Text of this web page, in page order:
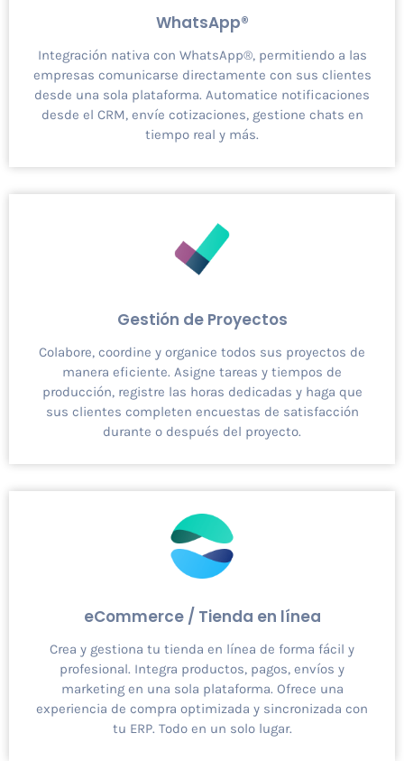
WhatsApp®
Integración nativa con WhatsApp®, permitiendo a las
empresas comunicarse directamente con sus clientes
desde una sola plataforma. Automatice notificaciones
desde el CRM, envíe cotizaciones, gestione chats en
tiempo real y más.
Gestión de Proyectos
Colabore, coordine y organice todos sus proyectos de
manera eficiente. Asigne tareas y tiempos de
producción, registre las horas dedicadas y haga que
sus clientes completen encuestas de satisfacción
durante o después del proyecto.
eCommerce / Tienda en línea
Crea y gestiona tu tienda en línea de forma fácil y
profesional. Integra productos, pagos, envíos y
marketing en una sola plataforma. Ofrece una
experiencia de compra optimizada y sincronizada con
tu ERP. Todo en un solo lugar.